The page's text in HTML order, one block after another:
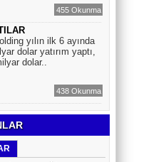
455 Okunma
yılın ilk 6 ayında
dolar yatırım yaptı,
dolar..
438 Okunma